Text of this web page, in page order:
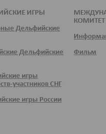
ИГРЫ
Дельфийские
Дельфийские
игры
участников СНГ
игры России
КОМИТЕТ
Фильм